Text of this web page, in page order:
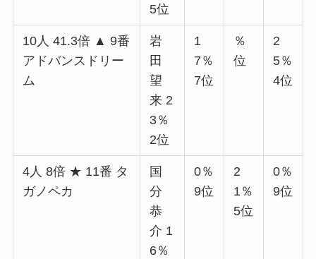
5位
10人 41.3倍 ▲ 9番
アドバンスドリー
ム
岩
田
望
来 2
3％
2位
1
7％
7位
％
位
2
5％
4位
4人 8倍 ★ 11番 タ
ガノペカ
国
分
恭
介 1
6％
0％
9位
2
1％
5位
0％
9位